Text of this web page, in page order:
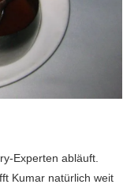
Experten abläuft.
Kumar natürlich weit